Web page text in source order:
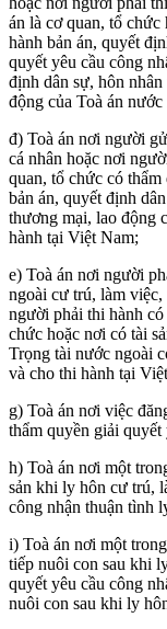
án là cơ quan, tổ chức
hành bản án, quyết
quyết yêu cầu công
định dân sự, hôn
động của Toà án nước
đ) Toà án nơi người
cá nhân hoặc nơi
quan, tổ chức có
bản án, quyết định
thương mại, lao động
hành tại Việt Nam;
e) Toà án nơi người
ngoài cư trú, làm
người phải thi hành
chức hoặc nơi có tài
Trọng tài nước ngoài
và cho thi hành tại
g) Toà án nơi việc
thẩm quyền giải
h) Toà án nơi một
sản khi ly hôn cư trú,
công nhận thuận tình
i) Toà án nơi một
tiếp nuôi con sau khi
quyết yêu cầu công
nuôi con sau khi ly